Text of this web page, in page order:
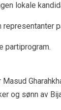
lokale
representanter
partiprogram.
og sønn av